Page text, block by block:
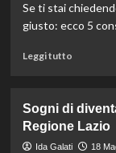
sport
diventa
Se ti stai
giusto: ecco 5
Leggi tuttoLeggi
Come
trovare
lavoro:
Sogni di
Regione Lazio
Ida Galati 18